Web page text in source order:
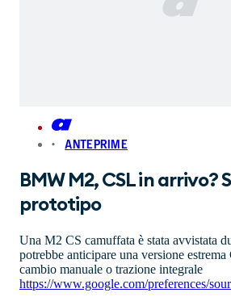
ANTEPRIME
BMW M2, CSL in arrivo?
prototipo
Una M2 CS camuffata è stata avvistata
potrebbe anticipare una versione
cambio manuale o trazione integrale
https://www.google.com/preferences/